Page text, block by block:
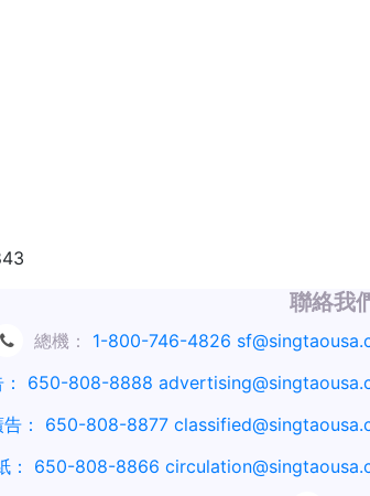
聯絡我
總機： 1-800-746-4826
650-808-8888
：
650-808-8877
：
650-808-8866